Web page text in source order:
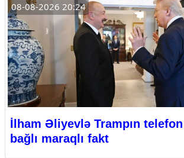
08-08-2026 20:24
İlham Əliyevlə Trampın telefon
bağlı maraqlı fakt